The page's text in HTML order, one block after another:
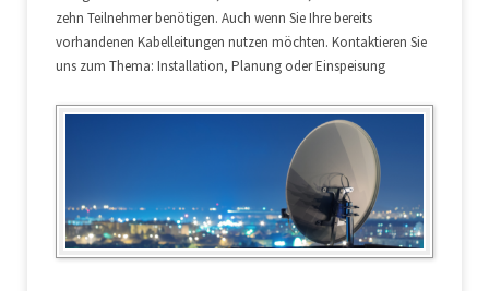
zehn Teilnehmer benötigen. Auch wenn Sie Ihre bereits
vorhandenen Kabelleitungen nutzen möchten. Kontaktieren Sie
uns zum Thema: Installation, Planung oder Einspeisung